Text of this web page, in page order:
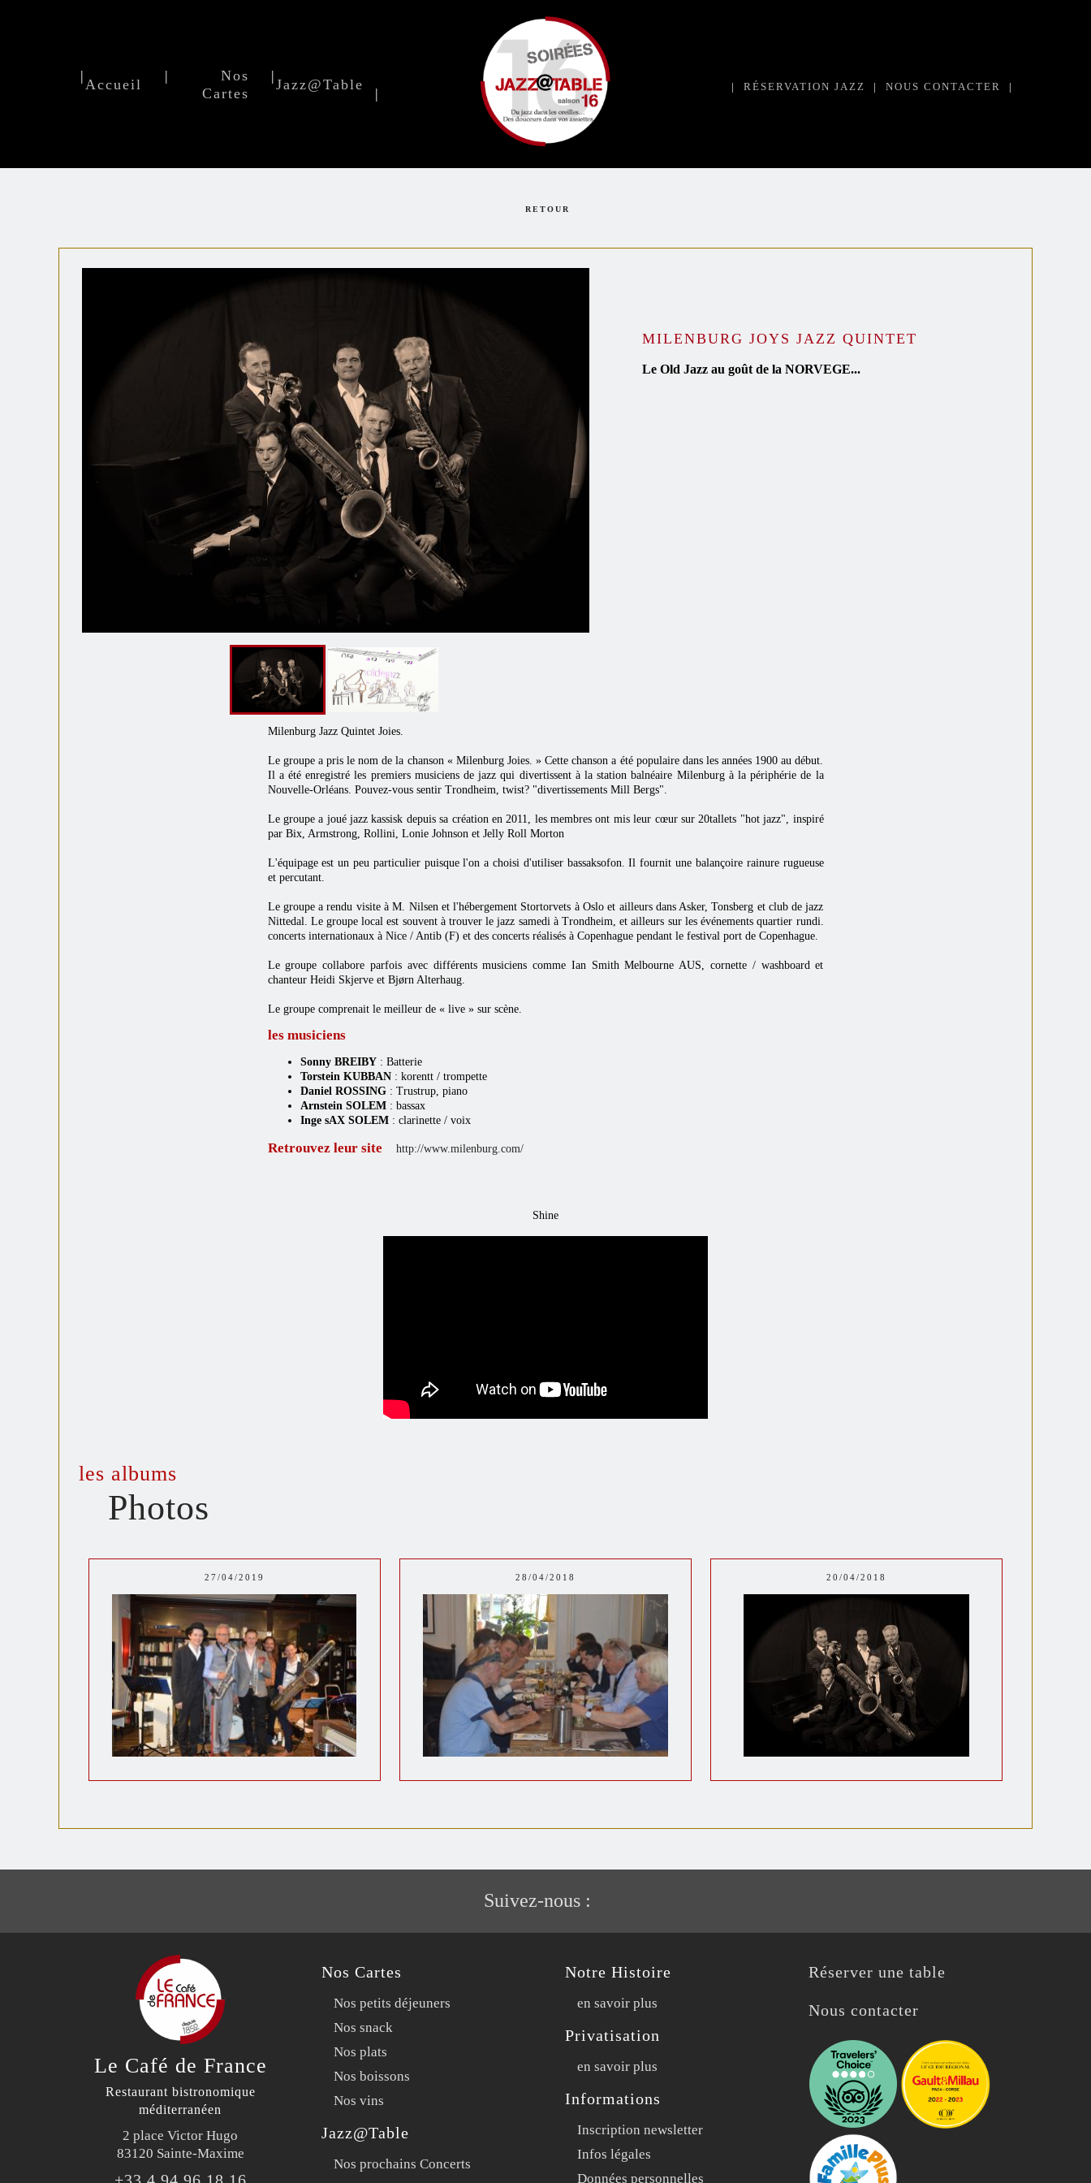
|
Accueil
|
Nos
Cartes
|
Jazz@Table
| | RÉSERVATION JAZZ | NOUS CONTACTER |
RETOUR
MILENBURG JOYS JAZZ QUINTET
Le Old Jazz au goût de la NORVEGE...
Milenburg Jazz Quintet Joies.
Le groupe a pris le nom de la chanson « Milenburg Joies. » Cette chanson a été populaire dans les années 1900 au début.
Il a été enregistré les premiers musiciens de jazz qui divertissent à la station balnéaire Milenburg à la périphérie de la
Nouvelle-Orléans. Pouvez-vous sentir Trondheim, twist? "divertissements Mill Bergs".
Le groupe a joué jazz kassisk depuis sa création en 2011, les membres ont mis leur cœur sur 20tallets "hot jazz", inspiré
par Bix, Armstrong, Rollini, Lonie Johnson et Jelly Roll Morton
L'équipage est un peu particulier puisque l'on a choisi d'utiliser bassaksofon. Il fournit une balançoire rainure rugueuse
et percutant.
Le groupe a rendu visite à M. Nilsen et l'hébergement Stortorvets à Oslo et ailleurs dans Asker, Tonsberg et club de jazz
Nittedal. Le groupe local est souvent à trouver le jazz samedi à Trondheim, et ailleurs sur les événements quartier rundi.
concerts internationaux à Nice / Antib (F) et des concerts réalisés à Copenhague pendant le festival port de Copenhague.
Le groupe collabore parfois avec différents musiciens comme Ian Smith Melbourne AUS, cornette / washboard et
chanteur Heidi Skjerve et Bjørn Alterhaug.
Le groupe comprenait le meilleur de « live » sur scène.
les musiciens
Sonny BREIBY: Batterie
Torstein KUBBAN: korentt / trompette
Daniel ROSSING: Trustrup, piano
Arnstein SOLEM: bassax
Inge sAX SOLEM: clarinette / voix
Retrouvez leur site http://www.milenburg.com/
Shine
les albums
Photos
27/04/2019 28/04/2018 20/04/2018
Suivez-nous :
Le Café de France
Restaurant bistronomique
méditerranéen
2 place Victor Hugo
83120 Sainte-Maxime
Nos Cartes
Nos petits déjeuners
Nos snack
Nos plats
Nos boissons
Nos vins
Jazz@Table
Nos prochains Concerts
Notre Histoire
en savoir plus
Privatisation
en savoir plus
Informations
Inscription newsletter
Infos légales
Données personnelles
Réserver une table
Nous contacter